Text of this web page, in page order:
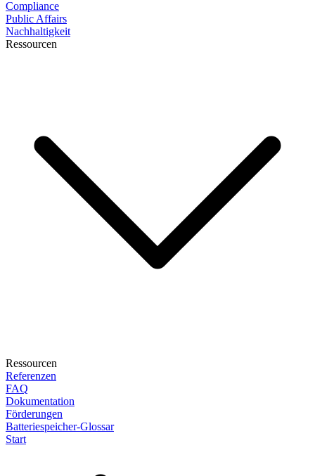
Compliance
Public Affairs
Nachhaltigkeit
Ressourcen
Ressourcen
Referenzen
FAQ
Dokumentation
Förderungen
Batteriespeicher-Glossar
Start